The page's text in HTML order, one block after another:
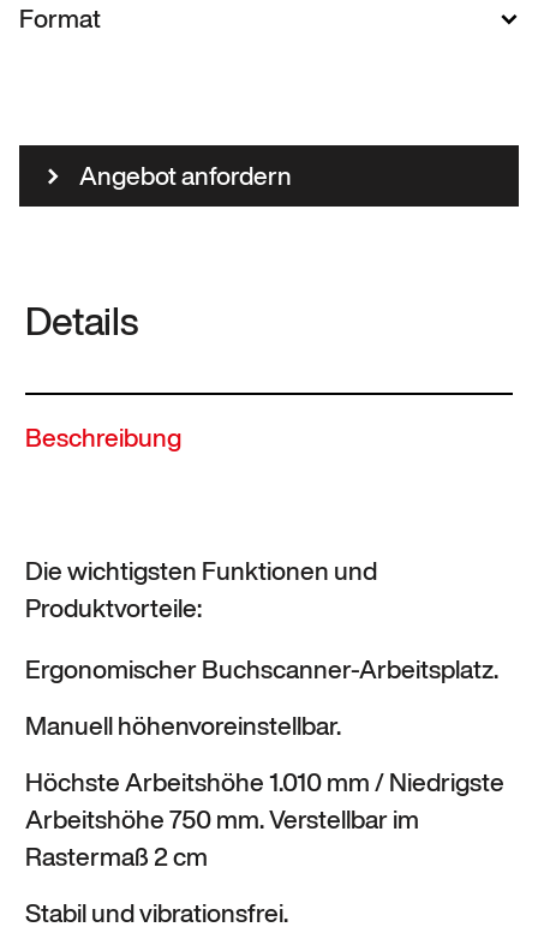
Format
Angebot anfordern
Details
Beschreibung
Die wichtigsten Funktionen und
Produktvorteile:
Ergonomischer Buchscanner-Arbeitsplatz.
Manuell höhenvoreinstellbar.
Höchste Arbeitshöhe 1.010 mm / Niedrigste
Arbeitshöhe 750 mm. Verstellbar im
Rastermaß 2 cm
Stabil und vibrationsfrei.